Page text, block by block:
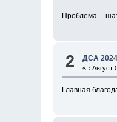
Проблема --
2 ДСА
« : Август
Главная